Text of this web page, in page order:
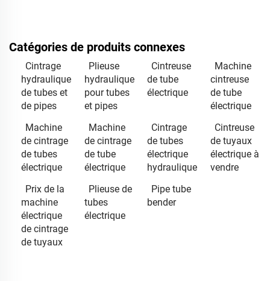
Catégories de produits connexes
Cintrage
hydraulique
de tubes et
de pipes
Plieuse
hydraulique
pour tubes
et pipes
Cintreuse
de tube
électrique
Machine
cintreuse
de tube
électrique
Machine
de cintrage
de tubes
électrique
Machine
de cintrage
de tube
électrique
Cintrage
de tubes
électrique
hydraulique
Cintreuse
de tuyaux
électrique à
vendre
Prix de la
machine
électrique
de cintrage
de tuyaux
Plieuse de
tubes
électrique
Pipe tube
bender